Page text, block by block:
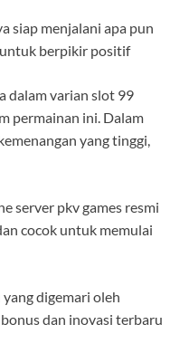
siap menjalani apa pun
untuk berpikir positif
dalam varian slot 99
permainan ini. Dalam
yang tinggi,
server pkv games resmi
cocok untuk memulai
digemari oleh
dan inovasi terbaru